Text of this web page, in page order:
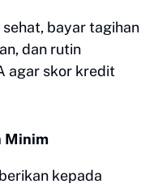
bayar tagihan
dan rutin
agar skor kredit
Minim
kepada